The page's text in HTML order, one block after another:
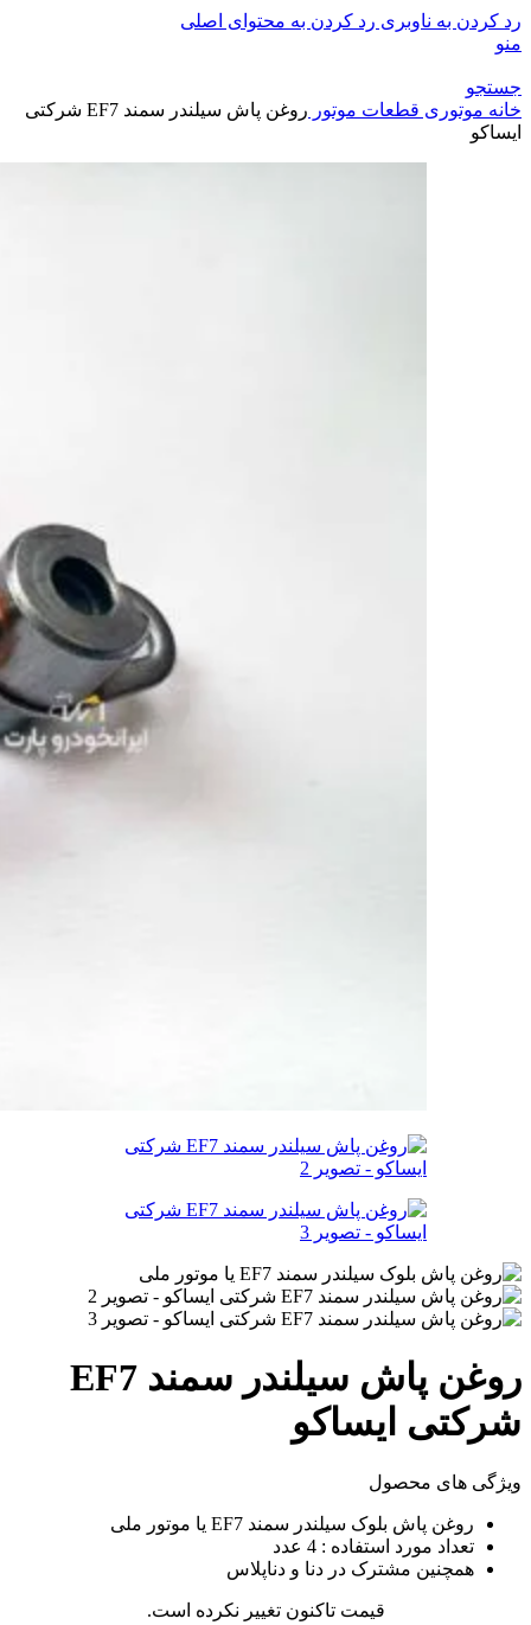
رد کردن به ناوبری رد کردن به محتوای اصلی
منو
جستجو
خانه موتوری قطعات موتور
روغن پاش سیلندر سمند EF7 شرکتی
ایساکو
روغن پاش سیلندر سمند EF7
شرکتی ایساکو
ویژگی های محصول
روغن پاش بلوک سیلندر سمند EF7 یا موتور ملی
تعداد مورد استفاده : 4 عدد
همچنین مشترک در دنا و دناپلاس
قیمت تاکنون تغییر نکرده است.